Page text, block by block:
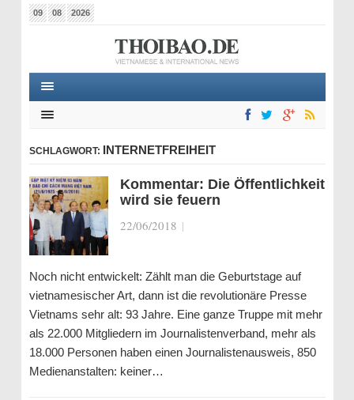
09 08 2026
SCHLAGWORT: INTERNETFREIHEIT
Kommentar: Die Öffentlichkeit
wird sie feuern
22/06/2018 |
Noch nicht entwickelt: Zählt man die Geburtstage auf
vietnamesischer Art, dann ist die revolutionäre Presse
Vietnams sehr alt: 93 Jahre. Eine ganze Truppe mit mehr
als 22.000 Mitgliedern im Journalistenverband, mehr als
18.000 Personen haben einen Journalistenausweis, 850
Medienanstalten: keiner…